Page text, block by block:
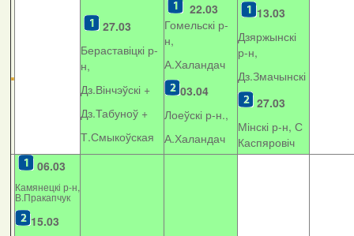
27.03
Бераставіцкі р-
н,
Дз.Вінчэўскі +
Дз.Табуноў +
Т.Смыкоўская
22.03
Гомельскі р-
н,
А.Халандач
03.04
Лоеўскі р-н.,
А.Халандач
13.03
Дзяржынскі
р-н,
Дз.Змачынскі
27.03
Мінскі р-н, С
Каспяровіч
06.03
Камянецкі р-н,
В.Пракапчук
15.03